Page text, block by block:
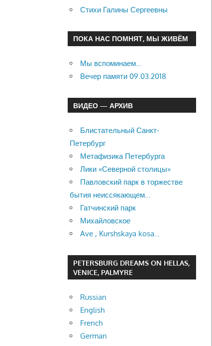
Стихи Галины Сергеевны
ПОКА НАС ПОМНЯТ, МЫ ЖИВЁМ
Мы вспоминаем…
Вечер памяти 09.03.2018
ВИДЕО — АРХИВ
Блистательный Санкт-
Петербург
Метафизика Петербурга
Лики «Северной столицы»
Павловский парк в торжестве
бытия неиссякающем…
Гатчинский парк
Михайловское
Ave , Kurshskaya kosa…
PETERSBURG DREAMS ON HELLAS,
VENICE, PALMYRE
Russian
English
French
German